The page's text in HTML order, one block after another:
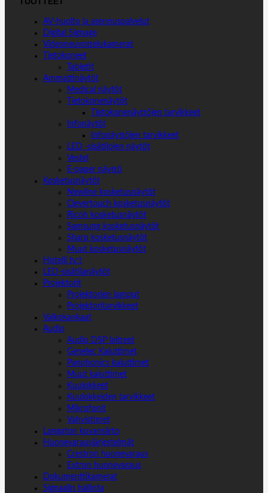
AV-huolto ja asennuspalvelut
Digital Signage
Videoneuvottelukamerat
Tietokoneet
Tabletit
Ammattinäytöt
Medical näytöt
Tietokonenäytöt
Tietokonenäyttöjen tarvikkeet
Infonäytöt
Infonäyttöjen tarvikkeet
LED -sisätilojen näytöt
Vestel
E-paper näyttö
Kosketusnäytöt
Newline kosketusnäytöt
Clevertouch kosketusnäytöt
Ricoh kosketusnäytöt
Samsung kosketusnäytöt
Sharp kosketusnäytöt
Muut kosketusnäytöt
Hotelli tv:t
LED-sisätilanäytöt
Projektorit
Projektorien lamput
Projektoritarvikkeet
Valkokankaat
Audio
Audio DSP laitteet
Genelec Kaiuttimet
Panphonics kaiuttimet
Muut kaiuttimet
Kuulokkeet
Kuulokkeiden tarvikkeet
Mikrofonit
Vahvistimet
Langaton kuvansiirto
Huonevarausjärjestelmät
Crestron huonevaraus
Extron huonevaraus
Dokumenttikamerat
Signaalin hallinta